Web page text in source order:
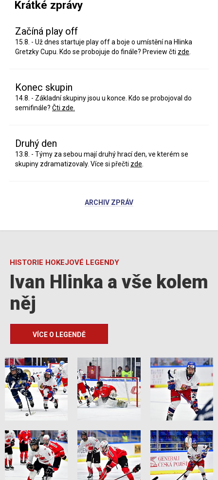
Krátké zprávy
Začíná play off
15.8. - Už dnes startuje play off a boje o umístění na Hlinka
Gretzky Cupu. Kdo se probojuje do finále? Preview čti zde
Konec skupin
14.8. - Základní skupiny jsou u konce. Kdo se probojoval do
semifinále? Čti zde.
Druhý den
13.8. - Týmy za sebou mají druhý hrací den, ve kterém se
skupiny zdramatizovaly. Více si přečti zde
ARCHIV ZPRÁV
HISTORIE HOKEJOVÉ LEGENDY
Ivan Hlinka a vše kolem
něj
VÍCE O LEGENDĚ